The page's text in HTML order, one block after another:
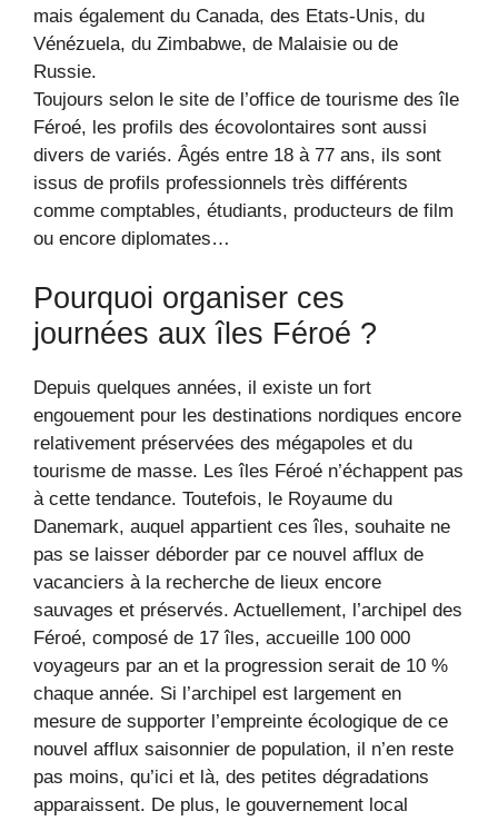
mais également du Canada, des Etats-Unis, du
Vénézuela, du Zimbabwe, de Malaisie ou de
Russie.
Toujours selon le site de l’office de tourisme des île
Féroé, les profils des écovolontaires sont aussi
divers de variés. Âgés entre 18 à 77 ans, ils sont
issus de profils professionnels très différents
comme comptables, étudiants, producteurs de film
ou encore diplomates…
Pourquoi organiser ces
journées aux îles Féroé ?
Depuis quelques années, il existe un fort
engouement pour les destinations nordiques encore
relativement préservées des mégapoles et du
tourisme de masse. Les îles Féroé n’échappent pas
à cette tendance. Toutefois, le Royaume du
Danemark, auquel appartient ces îles, souhaite ne
pas se laisser déborder par ce nouvel afflux de
vacanciers à la recherche de lieux encore
sauvages et préservés. Actuellement, l’archipel des
Féroé, composé de 17 îles, accueille 100 000
voyageurs par an et la progression serait de 10 %
chaque année. Si l’archipel est largement en
mesure de supporter l’empreinte écologique de ce
nouvel afflux saisonnier de population, il n’en reste
pas moins, qu’ici et là, des petites dégradations
apparaissent. De plus, le gouvernement local